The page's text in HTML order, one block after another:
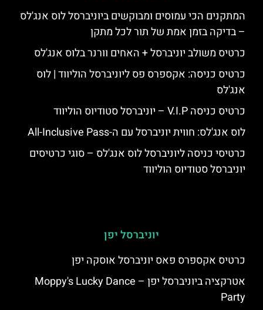
המתקנים הכי עמוסים ומבוקשים ביוניברסל לוס אנג'לס
– בדיקה בזמן אמת של תור לכל מתקן
כרטיס משולב יוניברסל + האחים וורנר בלוס אנג'לס
כרטיס כניסה: אקספרס פס ליוניברסל הוליווד | לוס
אנג'לס
כרטיס כניסה V.I.P – יוניברסל סטודיוס הוליווד
לוס אנג'לס: חווית יוניברסל עם ה-All-Inclusive Pass
כרטיסי כניסה ליוניברסל לוס אנג'לס – סוגי כרטיסים
יוניברסל סטודיוס הוליווד
יוניברסל יפן
כרטיס אקספרס פאס יוניברסל אוסקה יפן
אטרקציה ביוניברסל יפן – Moppy's Lucky Dance
Party